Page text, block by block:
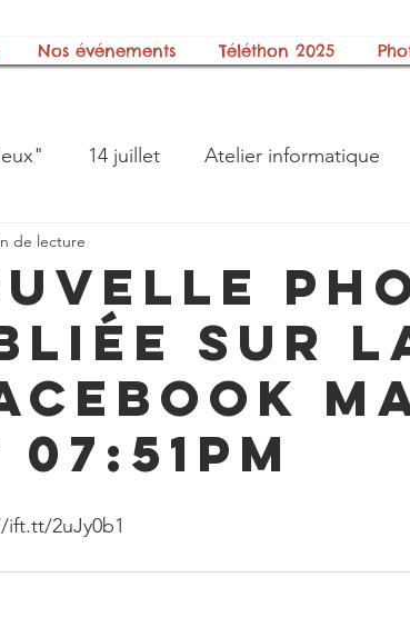
Nos événements Téléthon 2025
14 juillet Atelier informatique
Galerie photos
La boite à lire Le bureau Les Berny's
Nos Groupes Musicaux Notre
Téléthon 2018
sur
de lecture
ift.tt/2uJy0b1